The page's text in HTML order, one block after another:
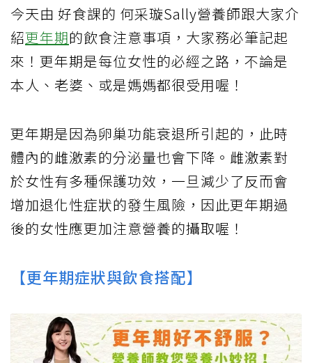
今天由 好食課的 何采璇Sally營養師跟大家介
紹更年期的飲食注意事項，大家務必筆記起
來！更年期是每位女性的必經之路，不論是
本人、老婆、或是媽媽都很受用喔！
更年期是因為卵巢功能衰退所引起的，此時
體內的雌激素的分泌量也會下降。雌激素對
於女性有多種保護功效，一旦減少了反而會
增加退化性症狀的發生風險，因此更年期過
後的女性應更加注意營養的攝取喔！
【更年期症狀與飲食搭配】